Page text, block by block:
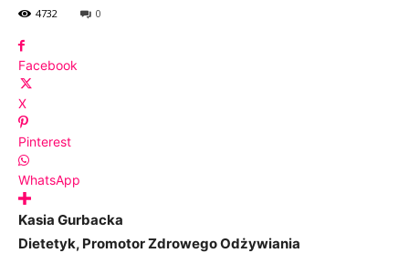
4732 0
Facebook
X
Pinterest
WhatsApp
Kasia Gurbacka
Dietetyk, Promotor Zdrowego Odżywiania